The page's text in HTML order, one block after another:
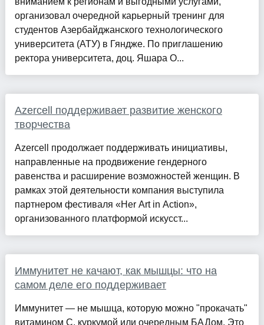
организовал очередной карьерный тренинг для
студентов Азербайджанского технологического
университета (АТУ) в Гяндже. По приглашению
ректора университета, доц. Яшара О...
Azercell поддерживает развитие женского
творчества
Azercell продолжает поддерживать инициативы,
направленные на продвижение гендерного
равенства и расширение возможностей женщин. В
рамках этой деятельности компания выступила
партнером фестиваля «Her Art in Action»,
организованного платформой искусст...
Иммунитет не качают, как мышцы: что на
самом деле его поддерживает
Иммунитет — не мышца, которую можно "прокачать"
витамином С, куркумой или очередным БАДом. Это